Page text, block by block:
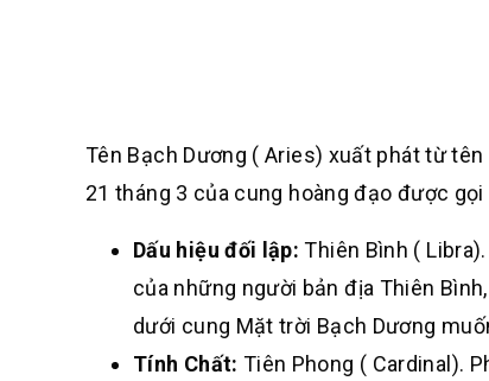
Tên Bạch Dương ( Aries) xuất phát từ
21 tháng 3 của cung hoàng đạo được
Dấu hiệu đối lập: Thiên Bình (
của những người bản địa Thiên
dưới cung Mặt trời Bạch Dương
Tính Chất: Tiên Phong ( Cardinal).